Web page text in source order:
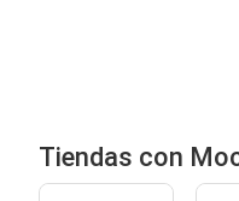
Tiendas con